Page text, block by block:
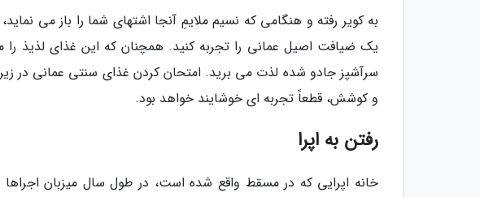
یک ضیافت اصیل عمانی را تجربه کنید. همچنان که این غذای لذیذ
سرآشپز جادو شده لذت می برید. امتحان کردن غذای سنتی عمانی در
و کوشش، قطعاً تجربه ای خوشایند خواهد بود.
رفتن به اپرا
خانه اپرایی که در مسقط واقع شده است، در طول سال میزبان